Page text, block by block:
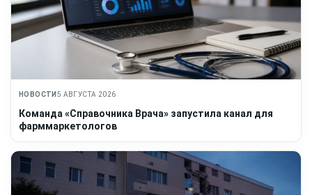
НОВОСТИ 5 АВГУСТА 2026
Команда «Справочника Врача» запустила канал для
фарммаркетологов